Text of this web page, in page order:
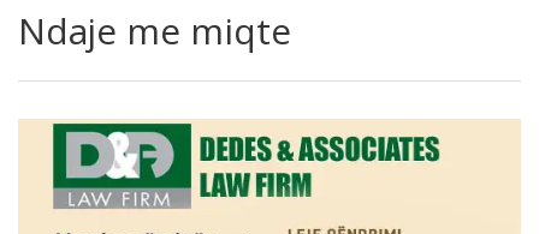
Ndaje me miqte